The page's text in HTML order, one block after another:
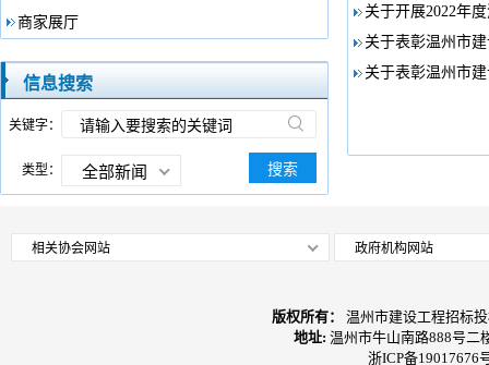
商家展厅
关于开展2022年
关于表彰温州市
关于表彰温州市
信息搜索
关键字：
类型： 全部新闻 搜索
相关协会网站 政府机构网站
版权所有： 温州市建设工程招标
地址: 温州市牛山南路888号二
浙ICP备19017676